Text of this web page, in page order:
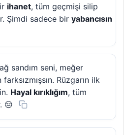
ihanet, tüm geçmişi silip
Şimdi sadece bir yabancısın
sandım seni, meğer
Rüzgarın ilk
Hayal kırıklığım, tüm
😔